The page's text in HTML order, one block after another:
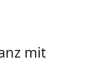
mit